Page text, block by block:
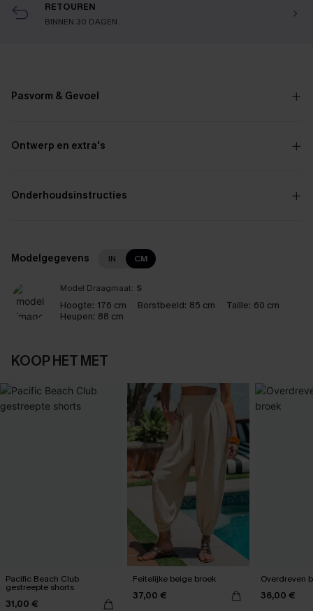
RETOUREN
BINNEN 30 DAGEN
Pasvorm & Gevoel
Ontwerp en extra's
Onderhoudsinstructies
Modelgegevens IN CM
Model Draagmaat: S
Hoogte: 176 cm Borstbeeld: 85 cm Taille: 60 cm
Heupen: 88 cm
KOOP HET MET
Pacific Beach Club
gestreepte shorts
31,00 €
Feitelijke beige broek
37,00 €
Overdreven
36,00 €